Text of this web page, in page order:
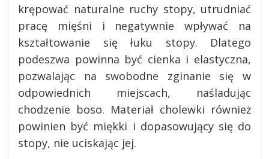
krępować naturalne ruchy stopy, utrudniać
pracę mięśni i negatywnie wpływać na
kształtowanie się łuku stopy. Dlatego
podeszwa powinna być cienka i elastyczna,
pozwalając na swobodne zginanie się w
odpowiednich miejscach, naśladując
chodzenie boso. Materiał cholewki również
powinien być miękki i dopasowujący się do
stopy, nie uciskając jej.